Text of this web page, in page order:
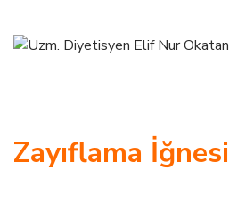
Zayıflama İğnesi